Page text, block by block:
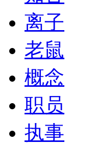
离子
老鼠
概念
职员
执事